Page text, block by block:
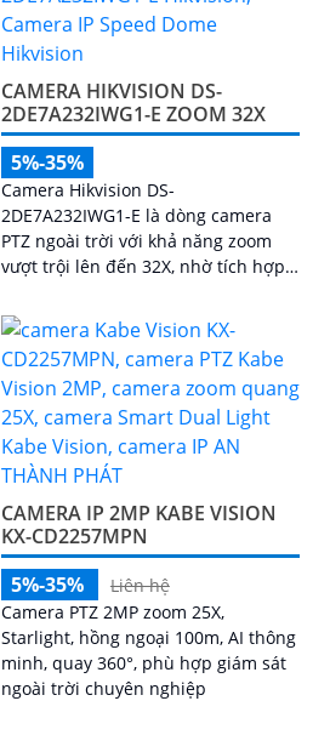
CAMERA HIKVISION DS-
2DE7A232IWG1-E ZOOM 32X
5%-35%
Camera Hikvision DS-
2DE7A232IWG1-E là dòng camera
PTZ ngoài trời với khả năng zoom
vượt trội lên đến 32X, nhờ tích hợp
hiện chuyển động và phân biệt
người/ phương tiện chính xát bên
cạnh đó là c và loa dược tích hợp
mang đến trãi nghiệm giám sát có
âm thanh
CAMERA IP 2MP KABE VISION
KX-CD2257MPN
5%-35%
Liên hệ
Camera PTZ 2MP zoom 25X,
Starlight, hồng ngoại 100m, AI thông
minh, quay 360°, phù hợp giám sát
ngoài trời chuyên nghiệp